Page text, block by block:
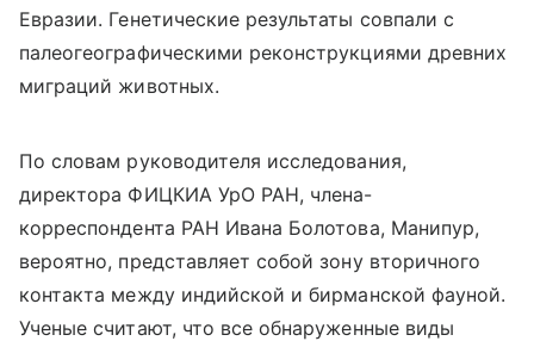
Евразии. Генетические результаты совпали с
палеогеографическими реконструкциями древних
миграций животных.
По словам руководителя исследования,
директора ФИЦКИА УрО РАН, члена-
корреспондента РАН Ивана Болотова, Манипур,
вероятно, представляет собой зону вторичного
контакта между индийской и бирманской фауной.
Ученые считают, что все обнаруженные виды